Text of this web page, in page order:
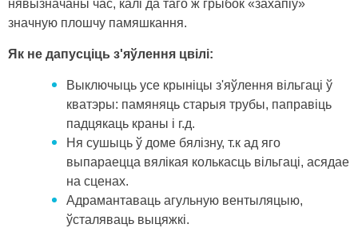
нявызначаны час, калі да таго ж грыбок «захапіў»
значную плошчу памяшкання.
Як не дапусціць з'яўлення цвілі:
Выключыць усе крыніцы з'яўлення вільгаці ў
кватэры: памяняць старыя трубы, паправіць
падцякаць краны і г.д.
Ня сушыць ў доме бялізну, т.к ад яго
выпараецца вялікая колькасць вільгаці, асядае
на сценах.
Адрамантаваць агульную вентыляцыю,
ўсталяваць выцяжкі.